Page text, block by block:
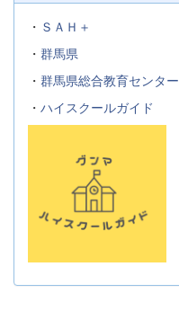
・ ＳＡＨ＋
・ 群馬県
・ 群馬県総合教育センター
・ ハイスクールガイド